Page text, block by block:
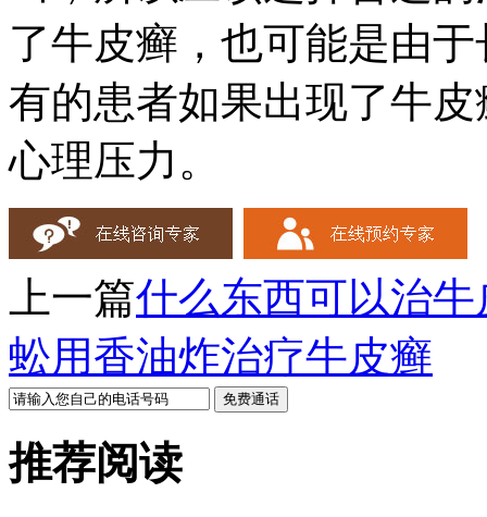
了牛皮癣，也可能是由
有的患者如果出现了牛
心理压力。
上一篇什么东西可以治
蚣用香油炸治疗牛皮癣
推荐阅读